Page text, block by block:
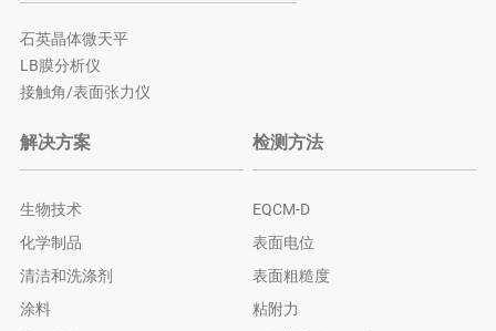
石英晶体微天平
LB膜分析仪
接触角/表面张力仪
解决方案
生物技术
化学制品
清洁和洗涤剂
涂料
检测方法
EQCM-D
表面电位
表面粗糙度
粘附力